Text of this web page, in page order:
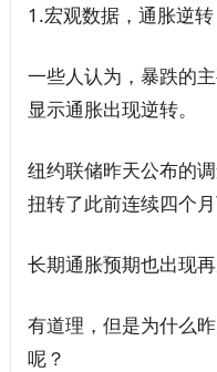
1.宏观数据，通胀逆转
一些人认为，暴跌的
显示通胀出现逆转。
纽约联储昨天公布的
扭转了此前连续四个月
长期通胀预期也出现再
有道理，但是为什么
呢？